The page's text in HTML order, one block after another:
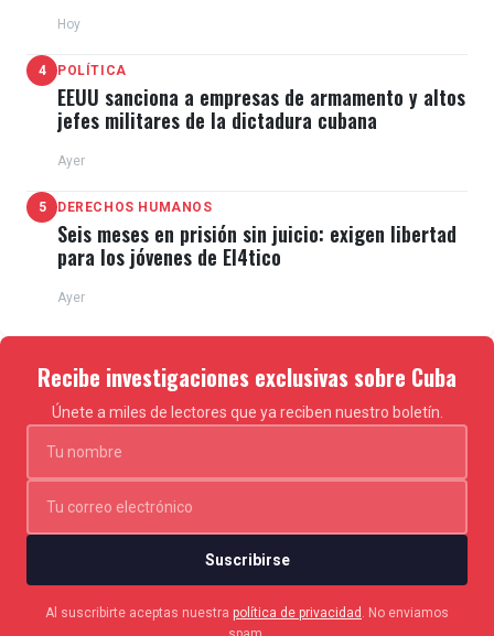
Hoy
4 POLÍTICA
EEUU sanciona a empresas de armamento y altos
jefes militares de la dictadura cubana
Ayer
5 DERECHOS HUMANOS
Seis meses en prisión sin juicio: exigen libertad
para los jóvenes de El4tico
Ayer
Recibe investigaciones exclusivas sobre Cuba
Únete a miles de lectores que ya reciben nuestro boletín.
Suscribirse
Al suscribirte aceptas nuestra política de privacidad . No enviamos